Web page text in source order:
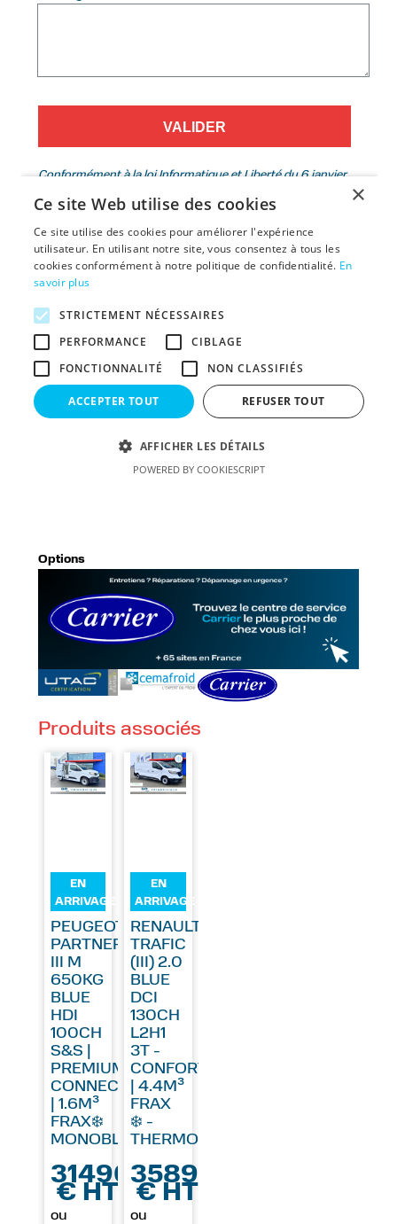
Options
Produits associés
EN
ARRIVAGE
PEUGEOT
PARTNER
III M
650KG
BLUE
HDI
100CH
S&S |
PREMIUM
CONNECT
| 1.6M³
FRAX❄️
MONOBLOC
31490
€ HT
ou
EN
ARRIVAGE
RENAULT
TRAFIC
(III) 2.0
BLUE
DCI
130CH
L2H1
3T -
CONFORT
| 4.4M³
FRAX
❄️ -
THERMOKING
35890
€ HT
ou